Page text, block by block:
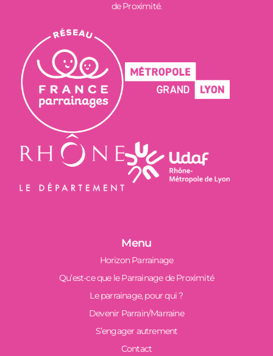
de Proximité.
Menu
Horizon Parrainage
Qu’est-ce que le Parrainage de Proximité
Le parrainage, pour qui ?
Devenir Parrain/Marraine
S’engager autrement
Contact